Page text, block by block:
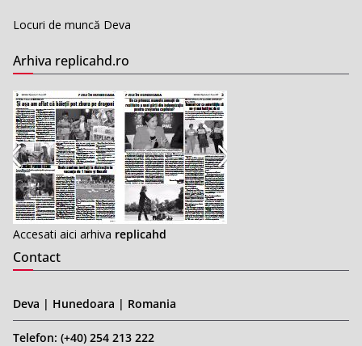
Locuri de muncă Deva
Arhiva replicahd.ro
Accesati aici arhiva replicahd
Contact
Deva | Hunedoara | Romania
Telefon: (+40) 254 213 222